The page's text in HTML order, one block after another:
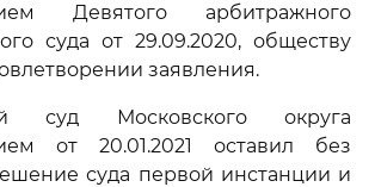
Девятого арбитражного
суда от 29.09.2020, обществу
заявления.
суд Московского округа
от 20.01.2021 оставил без
суда первой инстанции и